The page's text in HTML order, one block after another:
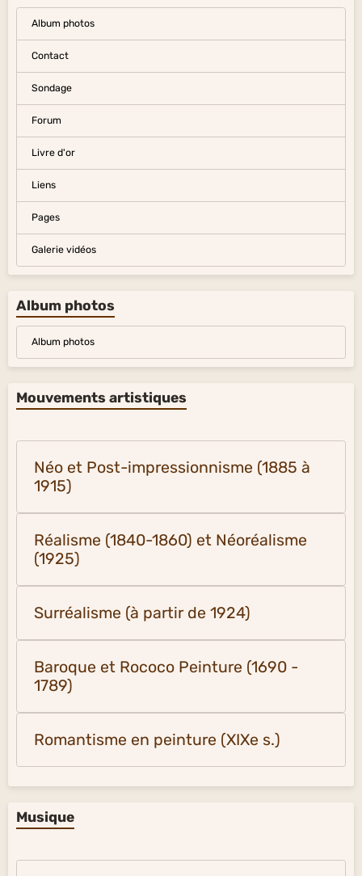
Album photos
Contact
Sondage
Forum
Livre d'or
Liens
Pages
Galerie vidéos
Album photos
Album photos
Mouvements artistiques
Néo et Post-impressionnisme (1885 à
1915)
Réalisme (1840-1860) et Néoréalisme
(1925)
Surréalisme (à partir de 1924)
Baroque et Rococo Peinture (1690 -
1789)
Romantisme en peinture (XIXe s.)
Musique